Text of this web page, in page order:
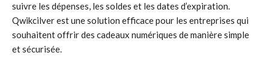
suivre les dépenses, les soldes et les dates d’expiration.
Qwikcilver est une solution efficace pour les entreprises qui
souhaitent offrir des cadeaux numériques de manière simple
et sécurisée.